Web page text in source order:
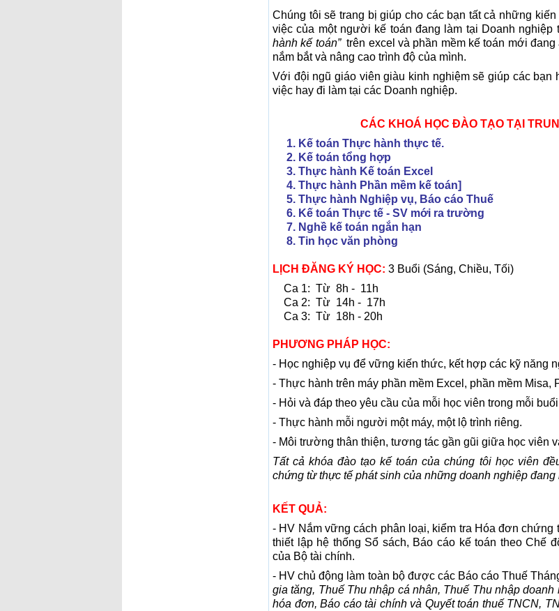
Chúng tôi sẽ trang bị giúp cho các bạn tất cả những
việc của một người kế toán đang làm tại Doanh nghiệp
hành kế toán” trên excel và phần mềm kế toán mới
nắm bắt và nâng cao trình độ của mình.
Với đội ngũ giáo viên giàu kinh nghiệm sẽ giúp các bạn
việc hay đi làm tại các Doanh nghiệp.
CÁC KHOÁ HỌC ĐÀO TẠO TẠI
1. Kế toán Thực hành thực tế.
2. Kế toán tổng hợp
3. Thực hành Kế toán Excel
4. Thực hành Phần mềm kế toán]
5. Thực hành Nghiệp vụ, Báo cáo Thuế
6. Kế toán Thực tế - SV mới ra trường
7. Nghề kế toán ngắn hạn
8. Tin học văn phòng
LỊCH ĐĂNG KÝ HỌC: 3 Buổi (Sáng, Chiều, Tối)
Ca 1: Từ 8h - 11h
Ca 2: Từ 14h - 17h
Ca 3: Từ 18h - 20h
PHƯƠNG PHÁP HỌC:
- Học nghiệp vụ để vững kiến thức, kết hợp các kỹ năng
- Thực hành trên máy phần mềm Excel, phần mềm Misa,
- Hỏi và đáp theo yêu cầu của mỗi học viên trong mỗi
- Thực hành mỗi người một máy, một lộ trình riêng.
- Môi trường thân thiện, tương tác gần gũi giữa học viên
Tất cả khóa đào tạo kế toán của chúng tôi học viên
chứng từ thực tế phát sinh của những doanh nghiệp đang
KẾT QUẢ:
- HV Nắm vững cách phân loại, kiểm tra Hóa đơn chứng
thiết lập hệ thống Sổ sách, Báo cáo kế toán theo Chế
của Bộ tài chính.
- HV chủ động làm toàn bộ được các Báo cáo Thuế
gia tăng, Thuế Thu nhập cá nhân, Thuế Thu nhập
hóa đơn, Báo cáo tài chính và Quyết toán thuế TNCN,